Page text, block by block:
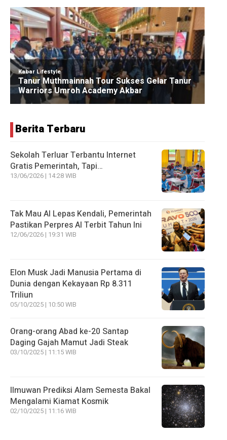
Berita Terbaru
Sekolah Terluar Terbantu Internet
Gratis Pemerintah, Tapi…
13/06/2026 | 14:28 WIB
Tak Mau AI Lepas Kendali, Pemerintah
Pastikan Perpres AI Terbit Tahun Ini
12/06/2026 | 19:31 WIB
Elon Musk Jadi Manusia Pertama di
Dunia dengan Kekayaan Rp 8.311
Triliun
05/10/2025 | 10:50 WIB
Orang-orang Abad ke-20 Santap
Daging Gajah Mamut Jadi Steak
03/10/2025 | 11:15 WIB
Ilmuwan Prediksi Alam Semesta Bakal
Mengalami Kiamat Kosmik
02/10/2025 | 11:16 WIB